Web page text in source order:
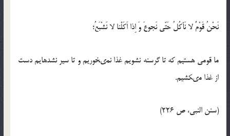
نَحْنُ قَوْمٌ لا نَأكُلُ حَتّى نَجوعَ وَ اِذا اَكَلْنا لا نَشْبَعُ؛
ما قومى هستيم كه تا گرسنه نشويم غذا نمى‏خوريم و تا سير نشده‏ايم دست
از غذا مى‏كشيم.
(سنن النبى، ص 226)